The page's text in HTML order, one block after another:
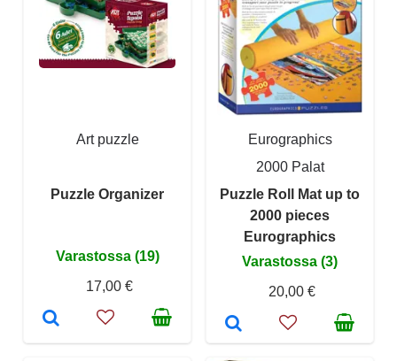
Art puzzle
Puzzle Organizer
Varastossa (19)
17,00 €
Eurographics
2000 Palat
Puzzle Roll Mat up to
2000 pieces
Eurographics
Varastossa (3)
20,00 €